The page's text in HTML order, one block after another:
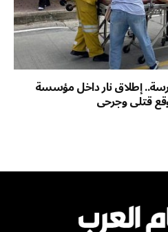
إطلاق نار داخل مؤسسة
قتلى وجرحى